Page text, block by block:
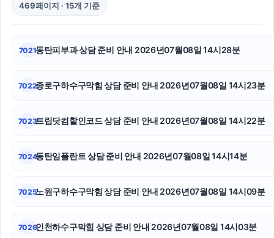
도봉하수구막힘
의정부학교폭력변호사
서대문구하수구막힘
광고대행사
469페이지 · 15개 기준
7021동탄피부과 상담 준비 안내 2026년07월08일 14시28분
7022종로구하수구막힘 상담 준비 안내 2026년07월08일 14시23분
7023트립닷컴할인코드 상담 준비 안내 2026년07월08일 14시22분
7024동탄임플란트 상담 준비 안내 2026년07월08일 14시14분
7025노원구하수구막힘 상담 준비 안내 2026년07월08일 14시09분
7026인천하수구막힘 상담 준비 안내 2026년07월08일 14시03분